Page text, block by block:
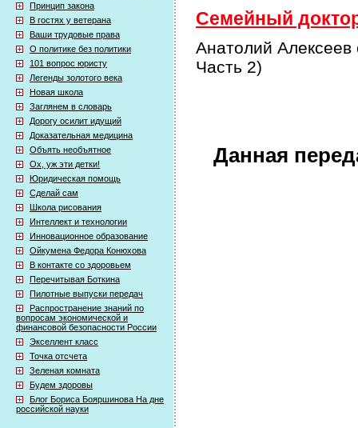
Принцип закона
В гостях у ветерана
Ваши трудовые права
О политике без политики
101 вопрос юристу
Легенды золотого века
Новая школа
Заглянем в словарь
Дорогу осилит идущий
Доказательная медицина
Объять необъятное
Ох, уж эти детки!
Юридическая помощь
Сделай сам
Школа рисования
Интеллект и технологии
Инновационное образование
Ойкумена Федора Конюхова
В контакте со здоровьем
Перечитывая Боткина
Пилотные выпуски передач
Распространение знаний по
вопросам экономической и
финансовой безопасности России
Экселлент класс
Точка отсчета
Зеленая комната
Будем здоровы
Блог Бориса Бояршинова На дне
российской науки
Семейный
Анатолий Алексеев
Часть 2)
Данная